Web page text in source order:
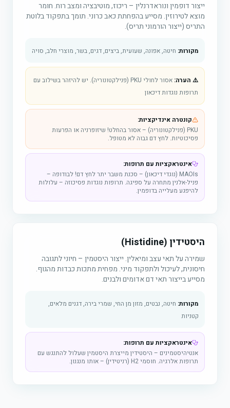
ייצור דופמין ונוראדרנלין – ריכוז, מוטיבציה ומצב רוח. חומר
מוצא לטירוזין. מסייע בהפחתת כאב כרוני. תומך בתפקוד בלוטת
התריס (ייצור הורמוני תריס).
מקורות: חיטה, אפונה, שעועית, ביצים, דגים, בשר, מוצרי חלב, סויה
⚠️ הערה:
אסור לחולי PKU (פנילקטונוריה). יש להיזהר בשילוב עם
תרופות נוגדות דיכאון
קונטרה אינדיקציות:
PKU (פנילקטונוריה) – אסור בהחלט! שיזופרניה או הפרעות
פסיכוטיות. לחץ דם גבוה לא מטופל.
אינטראקציות עם תרופות:
MAOIs (נוגדי דיכאון) – סכנת משבר יתר לחץ דם! לבודופה –
פניל-אלנין מתחרה על ספיגה. תרופות נוגדות פסיכוזה – עלולות
להיפגע מעלייה בדופמין.
היסטידין (Histidine)
שמירה על תאי עצב ומיאלין. ייצור היסטמין – חיוני לתגובה
חיסונית, לעיכול ולתפקוד מיני. מפחית מתכות כבדות מהגוף.
מסייע בייצור תאי דם אדומים ולבנים.
מקורות: חיטה, נבטים, מזון מן החי, שמרי בירה, דגנים מלאים,
קטניות
אינטראקציות עם תרופות:
אנטיהיסטמינים – היסטידין מייצרת היסטמין שעלול להתנגש עם
תרופות אלרגיה. חוסמי H2 (רניטידין) – אותו מנגנון.